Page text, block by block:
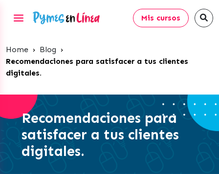
Mis cursos
Home › Blog ›
Recomendaciones para satisfacer a tus clientes
digitales.
Recomendaciones para
satisfacer a tus clientes
digitales.